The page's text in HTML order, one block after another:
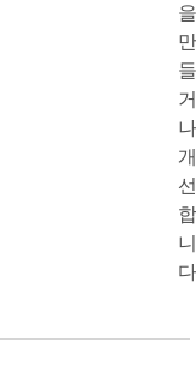
을
만
들
거
나
개
선
합
니